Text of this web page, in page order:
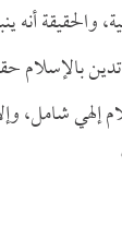
والحقيقة أنه
بالإسلام
إلهي شامل،